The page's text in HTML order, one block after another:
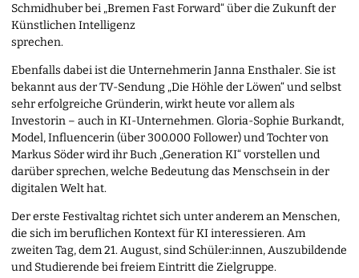
Schmidhuber bei „Bremen Fast Forward“ über die Zukunft der
Künstlichen Intelligenz
sprechen.
Ebenfalls dabei ist die Unternehmerin Janna Ensthaler. Sie ist
bekannt aus der TV-Sendung „Die Höhle der Löwen“ und selbst
sehr erfolgreiche Gründerin, wirkt heute vor allem als
Investorin – auch in KI-Unternehmen. Gloria-Sophie Burkandt,
Model, Influencerin (über 300.000 Follower) und Tochter von
Markus Söder wird ihr Buch „Generation KI“ vorstellen und
darüber sprechen, welche Bedeutung das Menschsein in der
digitalen Welt hat.
Der erste Festivaltag richtet sich unter anderem an Menschen,
die sich im beruflichen Kontext für KI interessieren. Am
zweiten Tag, dem 21. August, sind Schüler:innen, Auszubildende
und Studierende bei freiem Eintritt die Zielgruppe.